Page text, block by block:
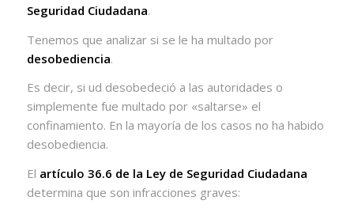
Seguridad Ciudadana.
Tenemos que analizar si se le ha multado por
desobediencia.
Es decir, si ud desobedeció a las autoridades o
simplemente fue multado por «saltarse» el
confinamiento. En la mayoría de los casos no ha habido
desobediencia.
El artículo 36.6 de la Ley de Seguridad Ciudadana
determina que son infracciones graves: